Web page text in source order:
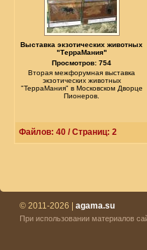
Выставка экзотических животных
"ТерраМания"
Просмотров: 754
Вторая межфорумная выставка
экзотических животных
"ТерраМания" в Московском Дворце
Пионеров.
Файлов: 40 / Страниц: 2
© 2011-2026 | agama.su
При использовании материалов